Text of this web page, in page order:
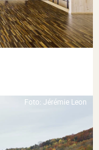
Foto: Jérémie Leon